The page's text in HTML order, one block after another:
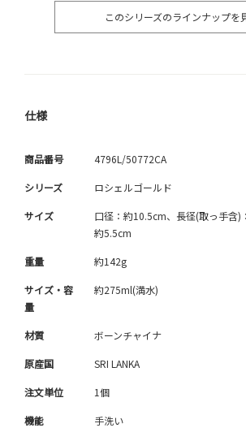
このシリーズのラインナップを
仕様
商品番号 4796L/50772CA
シリーズ ロシェルゴールド
サイズ
口径：約10.5cm、長径(取っ手含)
約5.5cm
重量 約142g
サイズ・容
量
約275ml(満水)
材質 ボーンチャイナ
原産国 SRI LANKA
注文単位 1個
機能 手洗い